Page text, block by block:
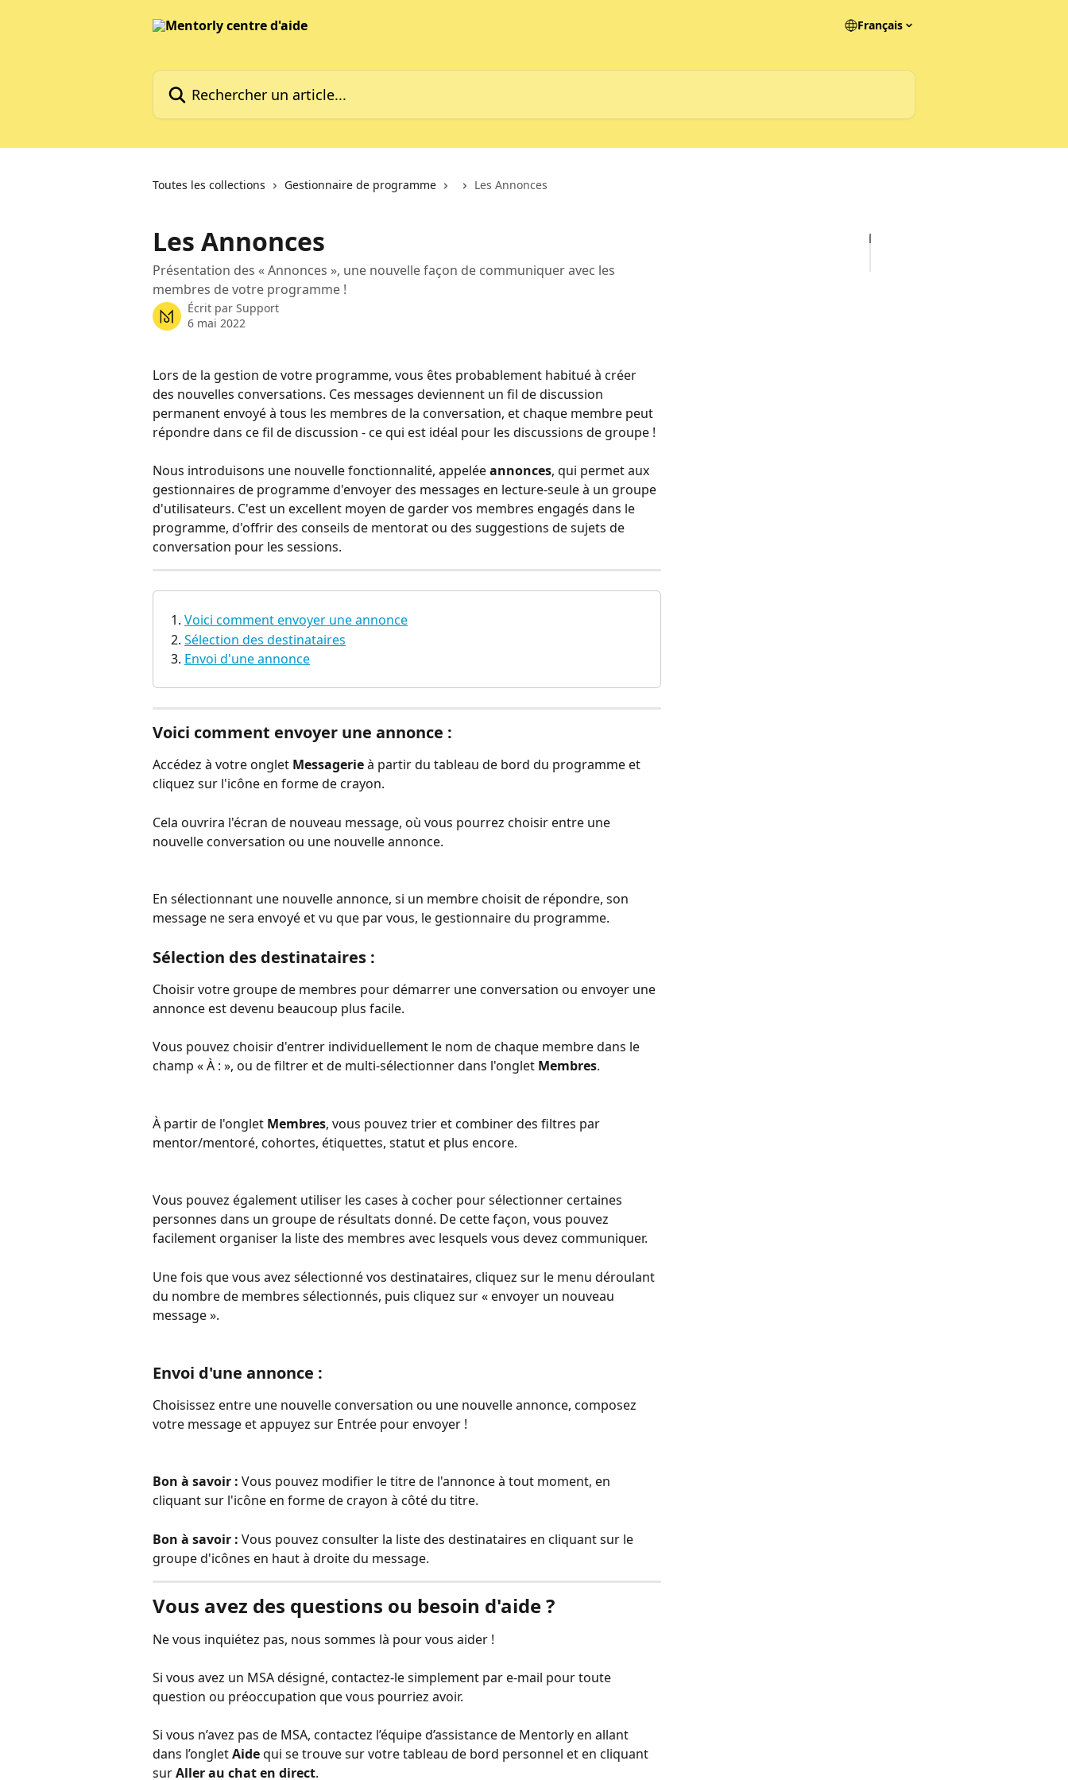
Français
Rechercher un article...
Toutes les collections Gestionnaire de programme Les Annonces
Les Annonces
Présentation des « Annonces », une nouvelle façon de communiquer avec les
membres de votre programme !
Écrit par Support
6 mai 2022
Lors de la gestion de votre programme, vous êtes probablement habitué à créer
des nouvelles conversations. Ces messages deviennent un fil de discussion
permanent envoyé à tous les membres de la conversation, et chaque membre peut
répondre dans ce fil de discussion - ce qui est idéal pour les discussions de groupe !
Nous introduisons une nouvelle fonctionnalité, appelée annonces, qui permet aux
gestionnaires de programme d'envoyer des messages en lecture-seule à un groupe
d'utilisateurs. C'est un excellent moyen de garder vos membres engagés dans le
programme, d'offrir des conseils de mentorat ou des suggestions de sujets de
conversation pour les sessions.
Voici comment envoyer une annonce
Sélection des destinataires
Envoi d'une annonce
Voici comment envoyer une annonce :
Accédez à votre onglet Messagerie à partir du tableau de bord du programme et
cliquez sur l'icône en forme de crayon.
Cela ouvrira l'écran de nouveau message, où vous pourrez choisir entre une
nouvelle conversation ou une nouvelle annonce.
En sélectionnant une nouvelle annonce, si un membre choisit de répondre, son
message ne sera envoyé et vu que par vous, le gestionnaire du programme.
Sélection des destinataires :
Choisir votre groupe de membres pour démarrer une conversation ou envoyer une
annonce est devenu beaucoup plus facile.
Vous pouvez choisir d'entrer individuellement le nom de chaque membre dans le
champ « À : », ou de filtrer et de multi-sélectionner dans l'onglet Membres.
À partir de l'onglet Membres, vous pouvez trier et combiner des filtres par
mentor/mentoré, cohortes, étiquettes, statut et plus encore.
Vous pouvez également utiliser les cases à cocher pour sélectionner certaines
personnes dans un groupe de résultats donné. De cette façon, vous pouvez
facilement organiser la liste des membres avec lesquels vous devez communiquer.
Une fois que vous avez sélectionné vos destinataires, cliquez sur le menu déroulant
du nombre de membres sélectionnés, puis cliquez sur « envoyer un nouveau
message ».
Envoi d'une annonce :
Choisissez entre une nouvelle conversation ou une nouvelle annonce, composez
votre message et appuyez sur Entrée pour envoyer !
Bon à savoir : Vous pouvez modifier le titre de l'annonce à tout moment, en
cliquant sur l'icône en forme de crayon à côté du titre.
Bon à savoir : Vous pouvez consulter la liste des destinataires en cliquant sur le
groupe d'icônes en haut à droite du message.
Vous avez des questions ou besoin d'aide ?
Ne vous inquiétez pas, nous sommes là pour vous aider !
Si vous avez un MSA désigné, contactez-le simplement par e-mail pour toute
question ou préoccupation que vous pourriez avoir.
Si vous n’avez pas de MSA, contactez l’équipe d’assistance de Mentorly en allant
dans l’onglet Aide qui se trouve sur votre tableau de bord personnel et en cliquant
sur Aller au chat en direct.